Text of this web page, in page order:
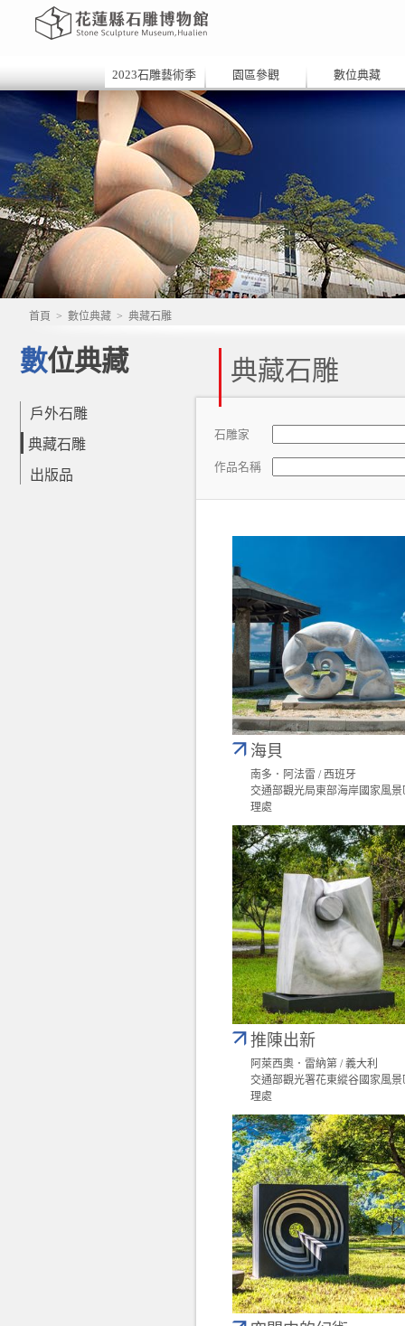
2023石雕藝術季 園區參觀 數位典藏
首頁 > 數位典藏 > 典藏石雕
數位典藏
戶外石雕
典藏石雕
出版品
典藏石雕
石雕家
作品名稱
海貝
南多．阿法雷 / 西班牙
交通部觀光局東部海岸國家風景
理處
推陳出新
阿萊西奧．雷納第 / 義大利
交通部觀光署花東縱谷國家風景
理處